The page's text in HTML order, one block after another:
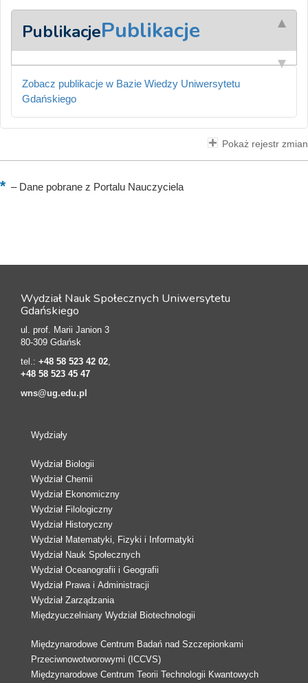
PublikacjePublikacje
Zobacz publikacje w Bazie Wiedzy Uniwersytetu
Gdańskiego
Pokaż rejestr zmian
–Dane pobrane z Portalu Nauczyciela
Wydział Nauk Społecznych Uniwersytetu
Gdańskiego
ul. prof. Marii Janion 3
80-309 Gdańsk
tel.: +48 58 523 42 02,
+48 58 523 45 47
wns@ug.edu.pl
Wydziały
Wydział Biologii
Wydział Chemii
Wydział Ekonomiczny
Wydział Filologiczny
Wydział Historyczny
Wydział Matematyki, Fizyki i Informatyki
Wydział Nauk Społecznych
Wydział Oceanografii i Geografii
Wydział Prawa i Administracji
Wydział Zarządzania
Międzyuczelniany Wydział Biotechnologii
Międzynarodowe Centrum Badań nad Szczepionkami
Przeciwnowotworowymi (ICCVS)
Międzynarodowe Centrum Teorii Technologii Kwantowych